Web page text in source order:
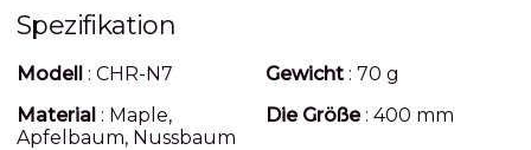
Spezifikation
Modell : CHR-N7 Gewicht : 70 g
Material : Maple,
Apfelbaum, Nussbaum
Die Größe : 400 mm